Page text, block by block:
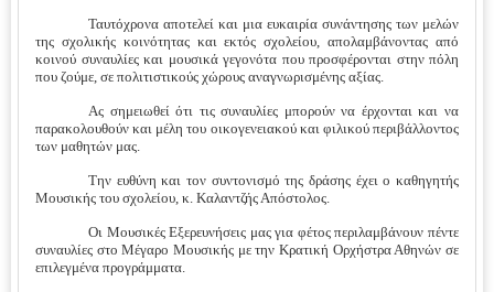
Ταυτόχρονα αποτελεί και μια ευκαιρία συνάντησης των μελών
της σχολικής κοινότητας και εκτός σχολείου, απολαμβάνοντας από
κοινού συναυλίες και μουσικά γεγονότα που προσφέρονται στην πόλη
που ζούμε, σε πολιτιστικούς χώρους αναγνωρισμένης αξίας.
Ας σημειωθεί ότι τις συναυλίες μπορούν να έρχονται και να
παρακολουθούν και μέλη του οικογενειακού και φιλικού περιβάλλοντος
των μαθητών μας.
Την ευθύνη και τον συντονισμό της δράσης έχει ο καθηγητής
Μουσικής του σχολείου, κ. Καλαντζής Απόστολος.
Οι Μουσικές Εξερευνήσεις μας για φέτος περιλαμβάνουν πέντε
συναυλίες στο Μέγαρο Μουσικής με την Κρατική Ορχήστρα Αθηνών σε
επιλεγμένα προγράμματα.